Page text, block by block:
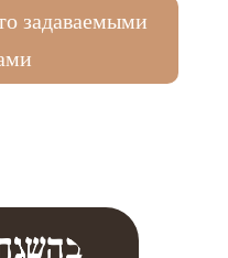
задаваемыми